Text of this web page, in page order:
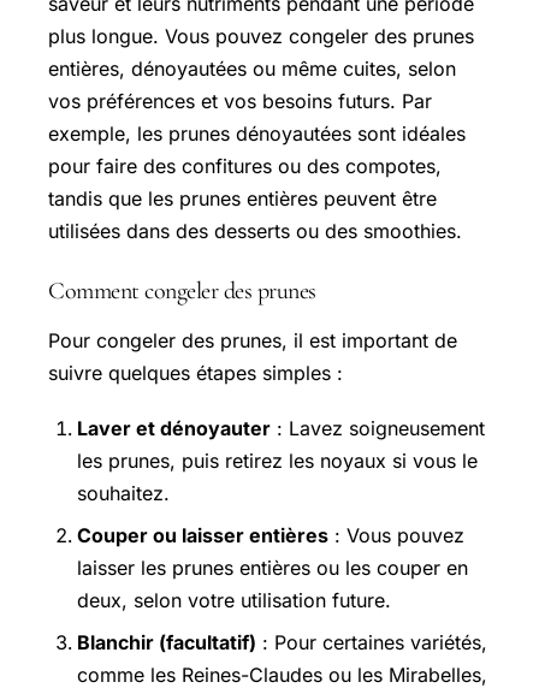
plus longue. Vous pouvez congeler des prunes
entières, dénoyautées ou même cuites, selon
vos préférences et vos besoins futurs. Par
exemple, les prunes dénoyautées sont idéales
pour faire des confitures ou des compotes,
tandis que les prunes entières peuvent être
utilisées dans des desserts ou des smoothies.
Comment congeler des prunes
Pour congeler des prunes, il est important de
suivre quelques étapes simples :
Laver et dénoyauter : Lavez soigneusement
les prunes, puis retirez les noyaux si vous le
souhaitez.
Couper ou laisser entières : Vous pouvez
laisser les prunes entières ou les couper en
deux, selon votre utilisation future.
Blanchir (facultatif) : Pour certaines variétés,
comme les Reines-Claudes ou les Mirabelles,